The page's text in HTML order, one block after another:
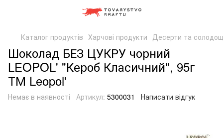
Каталог продуктів Харчові продукти Десерти та
Шоколад БЕЗ ЦУКРУ чорний
LEOPOL' "Кероб Класичний", 95г
ТМ Leopol'
Немає в наявності Артикул: 5300031 Написати відгук